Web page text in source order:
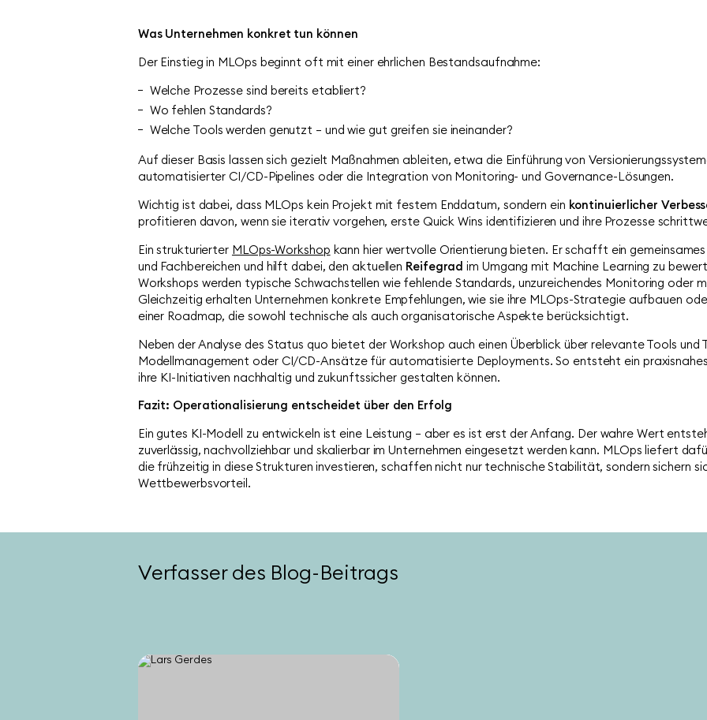
Was Unternehmen konkret tun können
Der Einstieg in MLOps beginnt oft mit einer ehrlichen Bestandsaufnahme:
Welche Prozesse sind bereits etabliert?
Wo fehlen Standards?
Welche Tools werden genutzt – und wie gut greifen sie ineinander?
Auf dieser Basis lassen sich gezielt Maßnahmen ableiten, etwa die Einführung von
automatisierter CI/CD-Pipelines oder die Integration von Monitoring- und Governance-Lösungen.
Wichtig ist dabei, dass MLOps kein Projekt mit festem Enddatum, sondern ein kontinuierlicher
profitieren davon, wenn sie iterativ vorgehen, erste Quick Wins identifizieren und ihre Prozesse
Ein strukturierter MLOps-Workshop kann hier wertvolle Orientierung bieten. Er schafft ein
und Fachbereichen und hilft dabei, den aktuellen Reifegradim Umgang mit Machine Learning zu
Workshops werden typische Schwachstellen wie fehlende Standards, unzureichendes Monitoring oder
Gleichzeitig erhalten Unternehmen konkrete Empfehlungen, wie sie ihre MLOps-Strategie aufbauen
einer Roadmap, die sowohl technische als auch organisatorische Aspekte berücksichtigt.
Neben der Analyse des Status quo bietet der Workshop auch einen Überblick über relevante Tools und
Modellmanagement oder CI/CD-Ansätze für automatisierte Deployments. So entsteht ein
ihre KI-Initiativen nachhaltig und zukunftssicher gestalten können.
Fazit: Operationalisierung entscheidet über den Erfolg
Ein gutes KI-Modell zu entwickeln ist eine Leistung – aber es ist erst der Anfang. Der wahre Wert
zuverlässig, nachvollziehbar und skalierbar im Unternehmen eingesetzt werden kann. MLOps liefert
die frühzeitig in diese Strukturen investieren, schaffen nicht nur technische Stabilität, sondern sichern
Wettbewerbsvorteil.
Verfasser des Blog-Beitrags